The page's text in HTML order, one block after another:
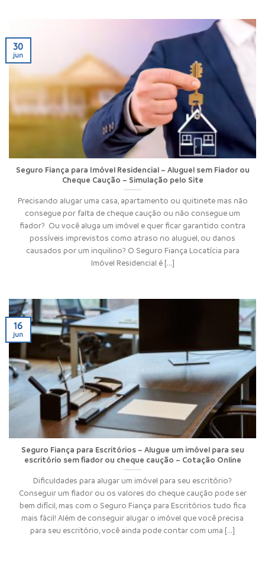
Seguro Fiança para Imóvel Residencial – Aluguel sem Fiador ou
Cheque Caução – Simulação pelo Site
Precisando alugar uma casa, apartamento ou quitinete mas não
consegue por falta de cheque caução ou não consegue um
fiador? Ou você aluga um imóvel e quer ficar garantido contra
possíveis imprevistos como atraso no aluguel, ou danos
causados por um inquilino? O Seguro Fiança Locatícia para
Imóvel Residencial é [...]
30
jun
Seguro Fiança para Escritórios – Alugue um imóvel para seu
escritório sem fiador ou cheque caução – Cotação Online
Dificuldades para alugar um imóvel para seu escritório?
Conseguir um fiador ou os valores do cheque caução pode ser
bem difícil, mas com o Seguro Fiança para Escritórios tudo fica
mais fácil! Além de conseguir alugar o imóvel que você precisa
para seu escritório, você ainda pode contar com uma [...]
16
jun